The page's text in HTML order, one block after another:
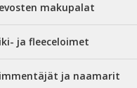
makupalat
ja fleeceloimet
ja naamarit